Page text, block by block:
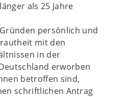
als 25 Jahre
persönlich und
mit den
in der
erworben
betroffen sind,
schriftlichen Antrag